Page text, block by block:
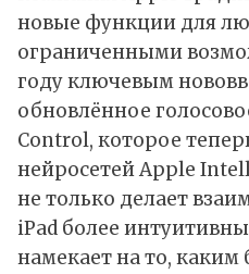
новые функции для
ограниченными
году ключевым
обновлённое
Control, которое
нейросетей Apple
не только делает
iPad более
намекает на то, каким